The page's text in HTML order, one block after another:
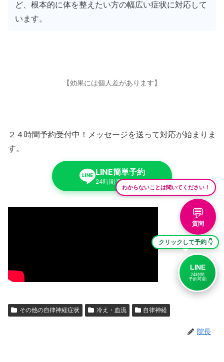
ど、根本的に体を整えたい方の幅広い症状に対応して
います。
【効果には個人差があります】
２４時間予約受付中！メッセージを送って対応が始まりま
す。
LINE簡単予約
24時間予約受付中
その他の自律神経症状 冷え・血流 自律神経
院長
わからないことは聞いてください！
💬
質問
クリックして予約 👇
LINE
24時間
予約可能